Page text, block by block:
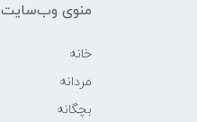
منوی وب‌سایت
خانه
مردانه
بچگانه